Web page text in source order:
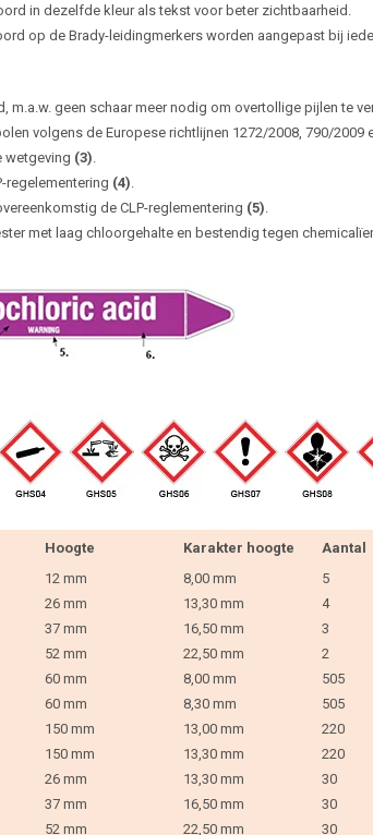
in dezelfde kleur als tekst voor beter zichtbaarheid.
op de Brady-leidingmerkers worden aangepast bij
m.a.w. geen schaar meer nodig om overtollige pijlen te
volgens de Europese richtlijnen 1272/2008, 790/2009
wetgeving (3)
regelementering (4)
de CLP-reglementering (5)
met laag chloorgehalte en bestendig tegen
Hoogte Karakter hoogte Aantal
12 mm 8,00 mm 5
26 mm 13,30 mm 4
37 mm 16,50 mm 3
52 mm 22,50 mm 2
60 mm 8,00 mm 505
60 mm 8,30 mm 505
150 mm 13,00 mm 220
150 mm 13,30 mm 220
26 mm 13,30 mm 30
37 mm 16,50 mm 30
52 mm 22,50 mm 30